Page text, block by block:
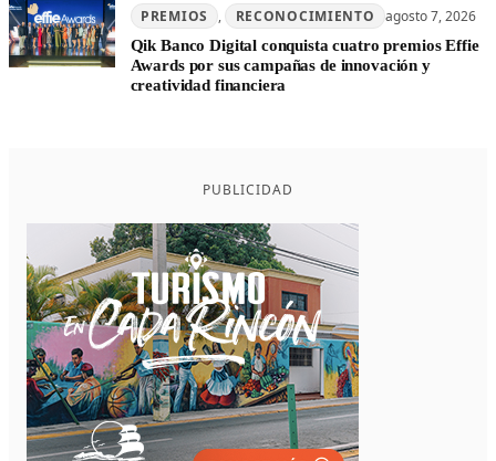
PREMIOS , RECONOCIMIENTO agosto 7, 2026
Qik Banco Digital conquista cuatro premios Effie
Awards por sus campañas de innovación y
creatividad financiera
PUBLICIDAD